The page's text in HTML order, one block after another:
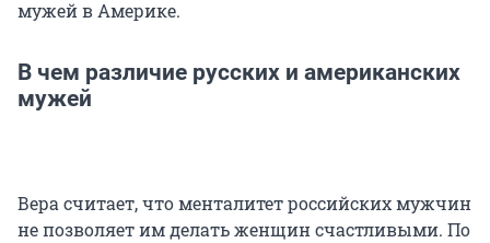
мужей в Америке.
В чем различие русских и американских
мужей
Вера считает, что менталитет российских мужчин
не позволяет им делать женщин счастливыми. По